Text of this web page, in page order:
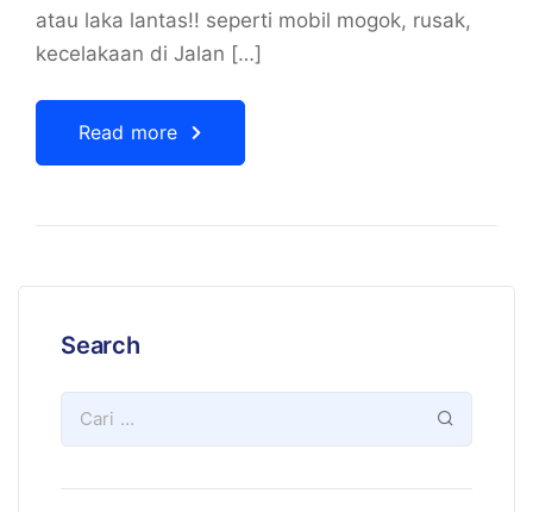
atau laka lantas!! seperti mobil mogok, rusak,
kecelakaan di Jalan […]
Read more
Search